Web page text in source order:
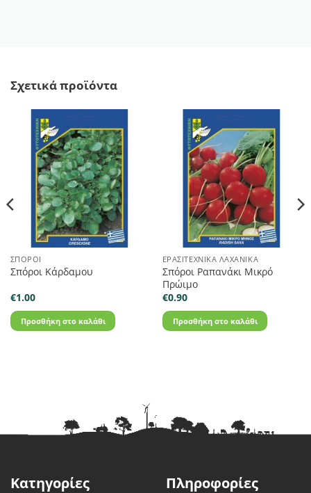
Σχετικά προϊόντα
ΣΠΌΡΟΙ
Σπόροι Κάρδαμου
€1.00
Προσθήκη στο καλάθι
ΕΡΑΣΙΤΕΧΝΙΚΆ ΛΑΧΑΝΙΚΆ
Σπόροι Ραπανάκι Μικρό
Πρώιμο
€0.90
Προσθήκη στο καλάθι
Κατηγορίες Πληροφορίες